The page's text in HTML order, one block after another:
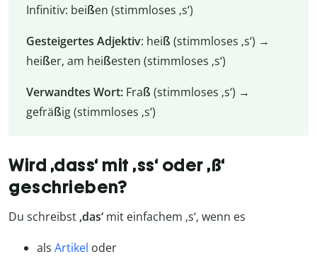
Infinitiv: beißen (stimmloses ‚s‘)
Gesteigertes Adjektiv: heiß (stimmloses ‚s‘) →
heißer, am heißesten (stimmloses ‚s‘)
Verwandtes Wort: Fraß (stimmloses ‚s‘) →
gefräßig (stimmloses ‚s‘)
Wird ‚dass‘ mit ‚ss‘ oder ‚ß‘
geschrieben?
Du schreibst‚das‘ mit einfachem ‚s‘, wenn es
als Artikel oder